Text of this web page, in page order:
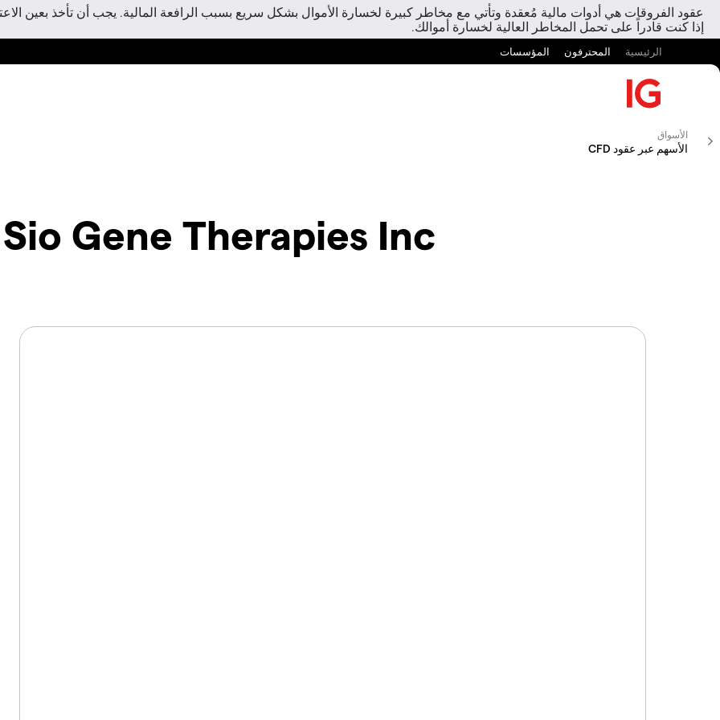
عقود الفروقات هي أدوات مالية مُعقدة وتأتي مع مخاطر كبيرة لخسارة الأموال بشكل سريع بسبب الرافعة المالية. يجب أن تأخذ بعين
إذا كنت قادراً على تحمل المخاطر العالية لخسارة أموالك.
الرئيسية المحترفون المؤسسات
الأسواق
الأسهم عبر عقود CFD
Sio Gene Therapies Inc